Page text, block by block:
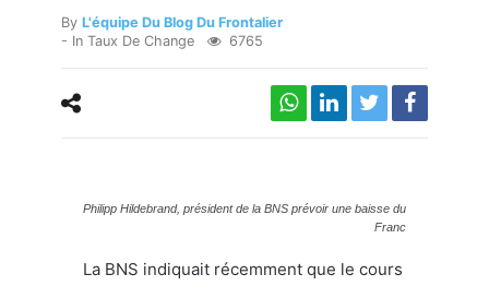
By L'équipe Du Blog Du Frontalier
- In Taux De Change 6765
Philipp Hildebrand, président de la BNS prévoir une baisse du
Franc
La BNS indiquait récemment que le cours